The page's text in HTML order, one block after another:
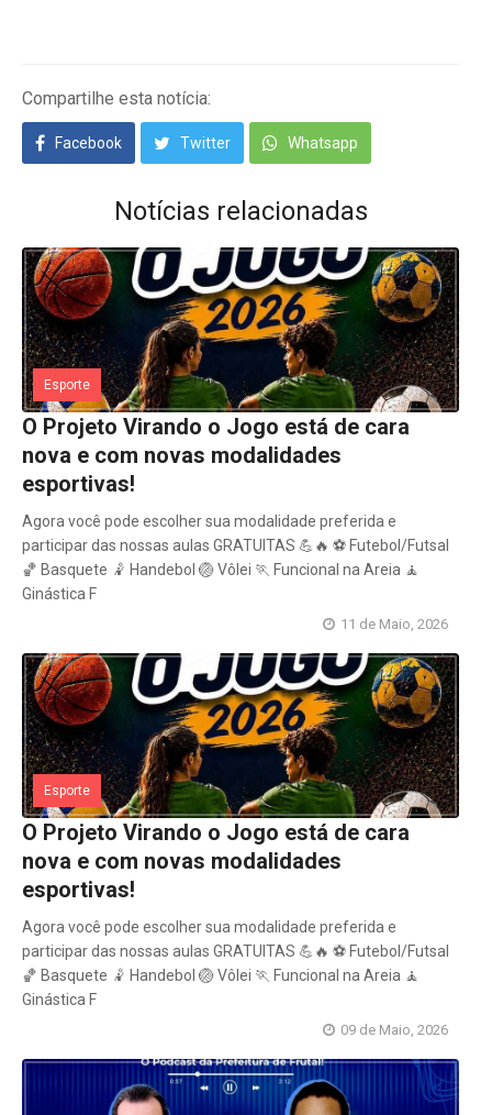
Compartilhe esta notícia:
Facebook Twitter Whatsapp
Notícias relacionadas
Esporte
O Projeto Virando o Jogo está de cara
nova e com novas modalidades
esportivas!
Agora você pode escolher sua modalidade preferida e
participar das nossas aulas GRATUITAS 💪🔥 ⚽ Futebol/Futsal
🏀 Basquete 🤾 Handebol 🏐 Vôlei 🏃 Funcional na Areia 🧘
Ginástica F
11 de Maio, 2026
Esporte
O Projeto Virando o Jogo está de cara
nova e com novas modalidades
esportivas!
Agora você pode escolher sua modalidade preferida e
participar das nossas aulas GRATUITAS 💪🔥 ⚽ Futebol/Futsal
🏀 Basquete 🤾 Handebol 🏐 Vôlei 🏃 Funcional na Areia 🧘
Ginástica F
09 de Maio, 2026